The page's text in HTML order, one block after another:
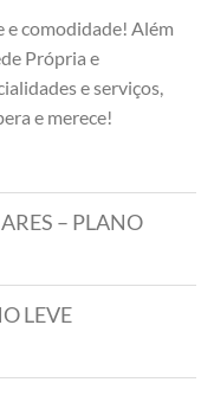
e comodidade! Além
Própria e
e serviços,
e merece!
– PLANO
LEVE